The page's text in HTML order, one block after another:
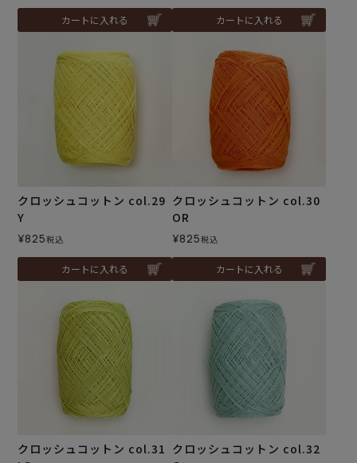
カートに入れる カートに入れる
クロッシュコットン col.29
Y
¥825税込
カートに入れる
クロッシュコットン col.30
OR
¥825税込
カートに入れる
クロッシュコットン col.31 クロッシュコットン col.32